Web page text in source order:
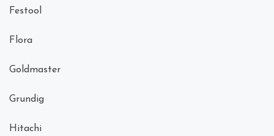
Festool
Flora
Goldmaster
Grundig
Hitachi